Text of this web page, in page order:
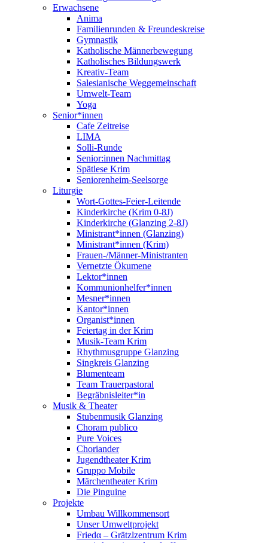
Erwachsene
Anima
Familienrunden & Freundeskreise
Gymnastik
Katholische Männerbewegung
Katholisches Bildungswerk
Kreativ-Team
Salesianische Weggemeinschaft
Umwelt-Team
Yoga
Senior*innen
Cafe Zeitreise
LIMA
Solli-Runde
Senior:innen Nachmittag
Spätlese Krim
Seniorenheim-Seelsorge
Liturgie
Wort-Gottes-Feier-Leitende
Kinderkirche (Krim 0-8J)
Kinderkirche (Glanzing 2-8J)
Ministrant*innen (Glanzing)
Ministrant*innen (Krim)
Frauen-/Männer-Ministranten
Vernetzte Ökumene
Lektor*innen
Kommunionhelfer*innen
Mesner*innen
Kantor*innen
Organist*innen
Feiertag in der Krim
Musik-Team Krim
Rhythmusgruppe Glanzing
Singkreis Glanzing
Blumenteam
Team Trauerpastoral
Begräbnisleiter*in
Musik & Theater
Stubenmusik Glanzing
Choram publico
Pure Voices
Choriander
Jugendtheater Krim
Gruppo Mobile
Märchentheater Krim
Die Pinguine
Projekte
Umbau Willkommensort
Unser Umweltprojekt
Friedα – Grätzlzentrum Krim